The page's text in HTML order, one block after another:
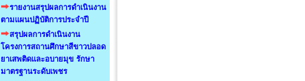
รายงานสรุปผลการดำเนินงาน
ตามแผนปฏิบัติการประจำปี
สรุปผลการดำเนินงาน
โครงการสถานศึกษาสีขาวปลอด
ยาเสพติดและอบายมุข รักษา
มาตรฐานระดับเพชร